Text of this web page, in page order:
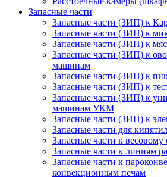
Запасные части
Запасные части (ЗИП) к
Запасные части (ЗИП) к
Запасные части (ЗИП) к
Запасные части (ЗИП) к
машинам
Запасные части (ЗИП) к
Запасные части (ЗИП) к
Запасные части (ЗИП) к
машинам УКМ
Запасные части (ЗИП) к
Запасные части для
Запасные части к
Запасные части к линиям
Запасные части к
конвекционным печам